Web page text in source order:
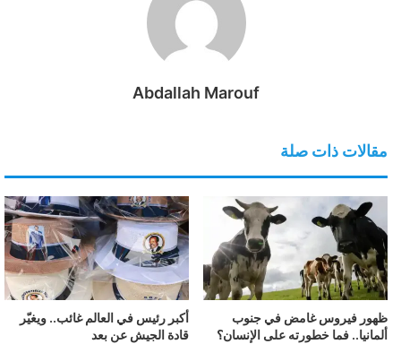
Abdallah Marouf
مقالات ذات صلة
ظهور فيروس غامض في جنوب
ألمانيا.. فما خطورته على الإنسان؟
أكبر رئيس في العالم غائب.. ويغيّر
قادة الجيش عن بعد